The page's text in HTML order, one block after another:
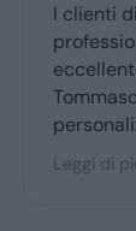
di Broker
si
e
è molto